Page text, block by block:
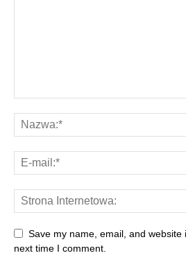
Save my name, email, and
next time I comment.